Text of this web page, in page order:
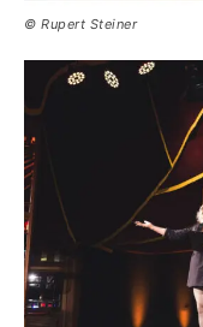
© Rupert Steiner